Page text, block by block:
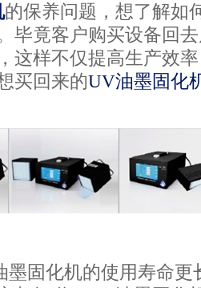
的保养问题，想了解如
毕竟客户购买设备回
这样不仅提高生产效
买回来的UV油墨固化
墨固化机的使用寿命更